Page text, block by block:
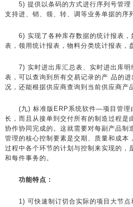
5) 提供以条码的方式进行序列号管理
支持进、销、领、转、调等业务单据的序
6) 实现了各种库存数据的统计报表，
表，领用统计报表，物料分类统计报表，
7) 实时进出库汇总表、实时进出库明
表，可以查询到所有交易记录的产 品的
况，还能根据供应商查询到当前供应商产
(九) 标准版ERP系统软件—项目管理
长，而且从接单到交付所有的制造过程是
协作协同完成的。这就需要对每副产品制
管理的核心控制要素是交期、质量和成本
过程中各个环节的计划与控制来实现的，
和每件事务的。
功能特点：
1) 可快速制订切合实际的项目大节点